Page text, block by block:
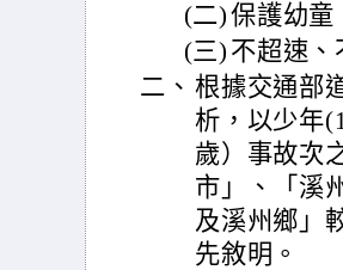
(二)保護幼童
(三) 不超速、
二、 根據交通部
析，以少年
歲）事故次
市」、「溪
及溪州鄉」
先敘明。